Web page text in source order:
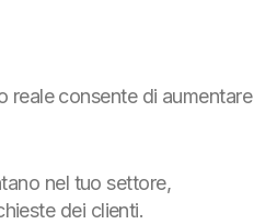
reale consente di aumentare
nel tuo settore,
dei clienti.